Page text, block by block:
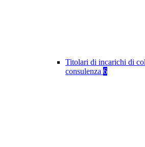
Titolari di incarichi di
consulenza 6